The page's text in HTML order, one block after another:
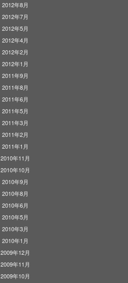
2012年8月
2012年7月
2012年5月
2012年4月
2012年2月
2012年1月
2011年9月
2011年8月
2011年6月
2011年5月
2011年3月
2011年2月
2011年1月
2010年11月
2010年10月
2010年9月
2010年8月
2010年6月
2010年5月
2010年3月
2010年1月
2009年12月
2009年11月
2009年10月